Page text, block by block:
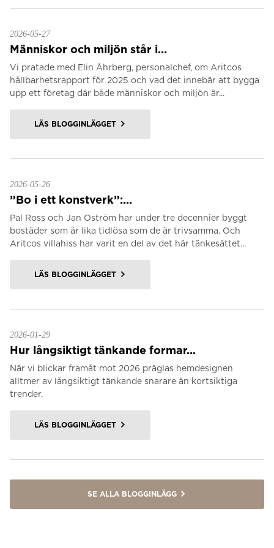
2026-05-27
Människor och miljön står i...
Vi pratade med Elin Åhrberg, personalchef, om Aritcos
hållbarhetsrapport för 2025 och vad det innebär att bygga
upp ett företag där både människor och miljön är...
LÄS BLOGGINLÄGGET
2026-05-26
”Bo i ett konstverk”:...
Pal Ross och Jan Oström har under tre decennier byggt
bostäder som är lika tidlösa som de är trivsamma. Och
Aritcos villahiss har varit en del av det här tänkesättet...
LÄS BLOGGINLÄGGET
2026-01-29
Hur långsiktigt tänkande formar...
När vi blickar framåt mot 2026 präglas hemdesignen
alltmer av långsiktigt tänkande snarare än kortsiktiga
trender.
LÄS BLOGGINLÄGGET
SE ALLA BLOGGINLÄGG